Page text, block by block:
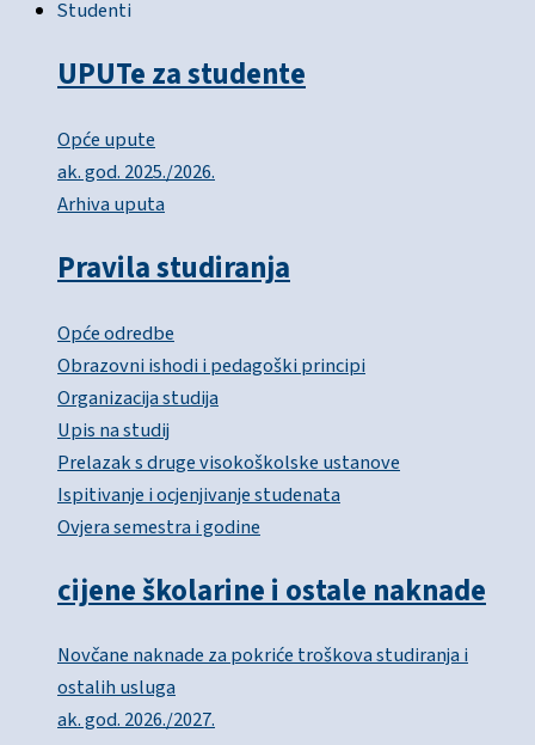
Studenti
UPUTe za studente
Opće upute
ak. god. 2025./2026.
Arhiva uputa
Pravila studiranja
Opće odredbe
Obrazovni ishodi i pedagoški principi
Organizacija studija
Upis na studij
Prelazak s druge visokoškolske ustanove
Ispitivanje i ocjenjivanje studenata
Ovjera semestra i godine
cijene školarine i ostale naknade
Novčane naknade za pokriće troškova studiranja i
ostalih usluga
ak. god. 2026./2027.